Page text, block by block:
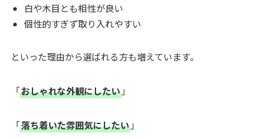
白や木目とも相性が良い
個性的すぎず取り入れやすい
といった理由から選ばれる方も増えています。
「おしゃれな外観にしたい」
「落ち着いた雰囲気にしたい」